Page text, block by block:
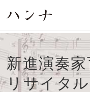
新進演奏
リサイタ